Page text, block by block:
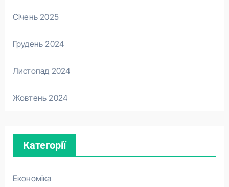
Січень 2025
Грудень 2024
Листопад 2024
Жовтень 2024
Категорії
Економіка